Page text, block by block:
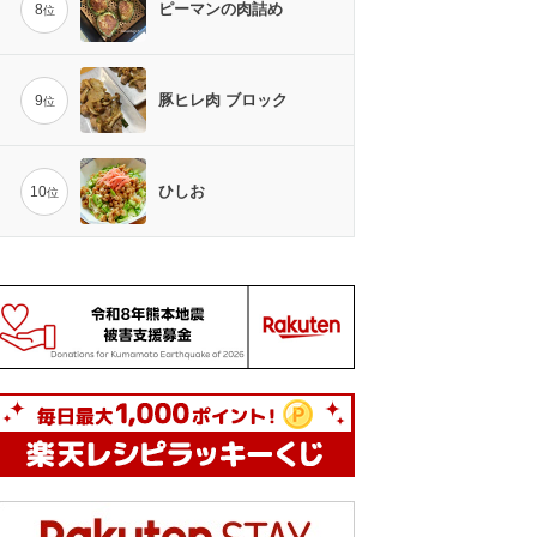
8位 ピーマンの肉詰め
9位 豚ヒレ肉 ブロック
10位 ひしお